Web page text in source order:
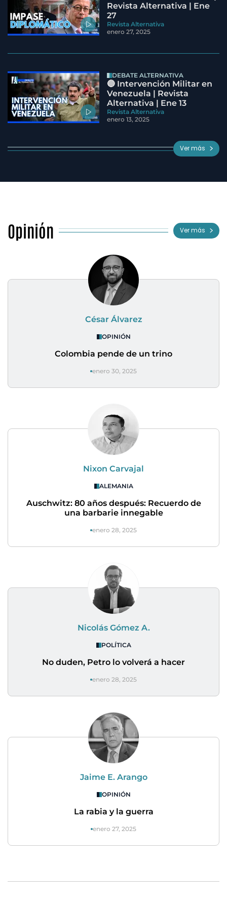
Revista Alternativa | Ene
27
Revista Alternativa
enero 27, 2025
DEBATE ALTERNATIVA
🔵 Intervención Militar en
Venezuela | Revista
Alternativa | Ene 13
Revista Alternativa
enero 13, 2025
Ver más
Opinión Ver más
César Álvarez
OPINIÓN
Colombia pende de un trino
enero 30, 2025
Nixon Carvajal
ALEMANIA
Auschwitz: 80 años después: Recuerdo de
una barbarie innegable
enero 28, 2025
Nicolás Gómez A.
POLÍTICA
No duden, Petro lo volverá a hacer
enero 28, 2025
Jaime E. Arango
OPINIÓN
La rabia y la guerra
enero 27, 2025